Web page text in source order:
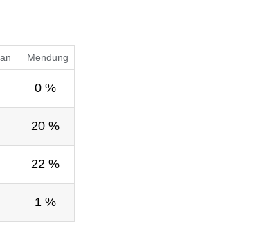
Mendung
0 %
20 %
22 %
1 %